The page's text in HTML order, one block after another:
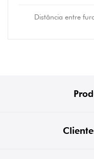
Distância entre